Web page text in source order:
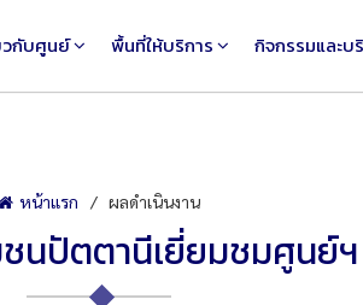
วกับศูนย์ พื้นที่ให้บริการ กิจกรรมและบ
หน้าแรก ผลดำเนินงาน
นปัตตานีเยี่ยมชมศูนย์ฯ